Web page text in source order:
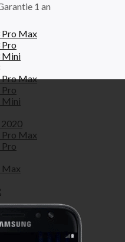
Pro Max
Pro
Mini
Pro Max
Pro
Mini
2020
Pro Max
Pro
Max
1 an